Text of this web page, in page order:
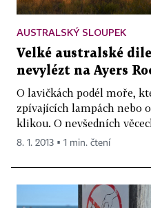
AUSTRALSKÝ SLOUPEK
Velké australské
nevylézt na Ayers
O lavičkách podél moře,
zpívajících lampách nebo
klikou. O nevšedních
8. 1. 2013 ▪ 1 min. čtení